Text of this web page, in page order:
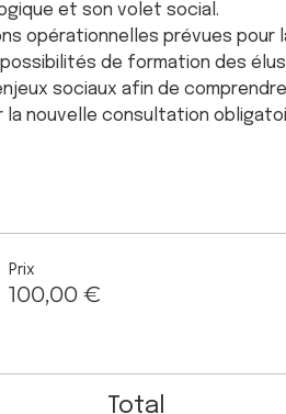
et son volet social.
opérationnelles prévues pour
de formation des
sociaux afin de
nouvelle consultation
Prix
100,00 €
Total